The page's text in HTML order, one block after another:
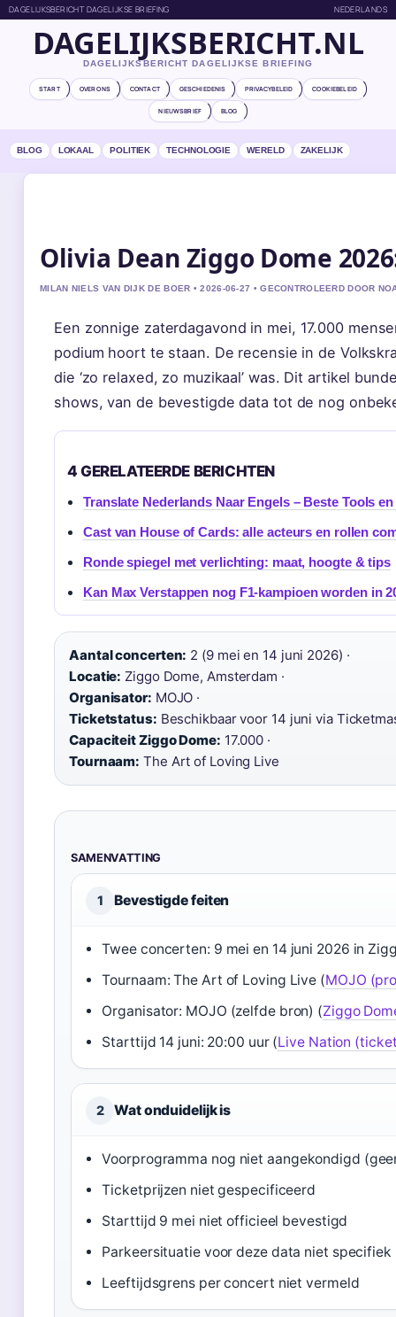
DAGELIJKSBERICHT DAGELIJKSE BRIEFING NEDERLANDS
DAGELIJKSBERICHT.NL
DAGELIJKSBERICHT DAGELIJKSE BRIEFING
START OVER ONS CONTACT GESCHIEDENIS PRIVACYBELEID COOKIEBELEID
NIEUWSBRIEF BLOG
BLOG LOKAAL POLITIEK TECHNOLOGIE WERELD ZAKELIJK
Olivia Dean Ziggo Dome
MILAN NIELS VAN DIJK DE BOER • 2026-06-27 • GECONTROLEERD DOOR
Een zonnige zaterdagavond in mei, 17.000
podium hoort te staan. De recensie in de
die ‘zo relaxed, zo muzikaal’ was. Dit artikel
shows, van de bevestigde data tot de nog
4 GERELATEERDE BERICHTEN
Translate Nederlands Naar Engels – Beste Tools
Cast van House of Cards: alle acteurs en rollen
Ronde spiegel met verlichting: maat, hoogte & tips
Kan Max Verstappen nog F1-kampioen worden in
Aantal concerten: 2 (9 mei en 14 juni 2026) ·
Locatie: Ziggo Dome, Amsterdam ·
Organisator: MOJO ·
Ticketstatus: Beschikbaar voor 14 juni via
Capaciteit Ziggo Dome: 17.000 ·
Tournaam: The Art of Loving Live
SAMENVATTING
1 Bevestigde feiten
Twee concerten: 9 mei en 14 juni 2026 in
Tournaam: The Art of Loving Live (MOJO
Organisator: MOJO (zelfde bron) (Ziggo
Starttijd 14 juni: 20:00 uur (Live Nation
2 Wat onduidelijk is
Voorprogramma nog niet aangekondigd
Ticketprijzen niet gespecificeerd
Starttijd 9 mei niet officieel bevestigd
Parkeersituatie voor deze data niet
Leeftijdsgrens per concert niet vermeld